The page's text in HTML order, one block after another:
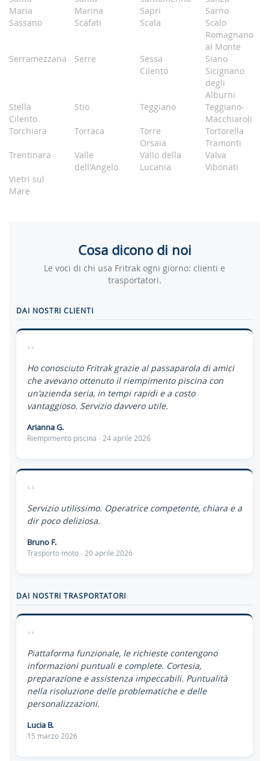
Maria
Marina
Sapri
Sarno
Sassano
Scafati Scala
Scalo
Romagnano
al Monte
Serramezzana
Serre
Sessa
Cilento
Siano
Sicignano
degli
Alburni
Stella
Cilento
Stio Teggiano
Teggiano-
Macchiaroli
Torchiara
Torraca
Torre
Orsaia
Tortorella
Tramonti
Trentinara
Valle
dell'Angelo
Vallo della
Lucania
Valva
Vibonati
Vietri sul
Mare
Cosa dicono di noi
Le voci di chi usa Fritrak ogni giorno: clienti e
trasportatori.
DAI NOSTRI CLIENTI
“
Ho conosciuto Fritrak grazie al passaparola di amici
che avevano ottenuto il riempimento piscina con
un'azienda seria, in tempi rapidi e a costo
vantaggioso. Servizio davvero utile.
Arianna G.
Riempimento piscina · 24 aprile 2026
“
Servizio utilissimo. Operatrice competente, chiara e a
dir poco deliziosa.
Bruno F.
Trasporto moto · 20 aprile 2026
DAI NOSTRI TRASPORTATORI
“
Piattaforma funzionale, le richieste contengono
informazioni puntuali e complete. Cortesia,
preparazione e assistenza impeccabili. Puntualità
nella risoluzione delle problematiche e delle
personalizzazioni.
Lucia B.
15 marzo 2026